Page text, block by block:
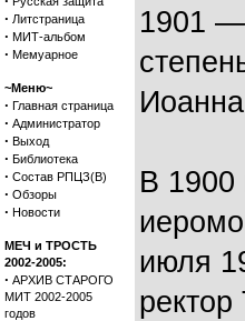
· Литстраница
· МИТ-альбом
· Мемуарное
~Меню~
· Главная страница
· Администратор
· Выход
· Библиотека
· Состав РПЦЗ(В)
· Обзоры
· Новости
МЕЧ и ТРОСТЬ
2002-2005:
· АРХИВ СТАРОГО
МИТ 2002-2005
годов
1901 —
В 1900
июля